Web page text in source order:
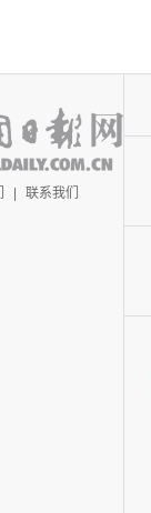
联系我们